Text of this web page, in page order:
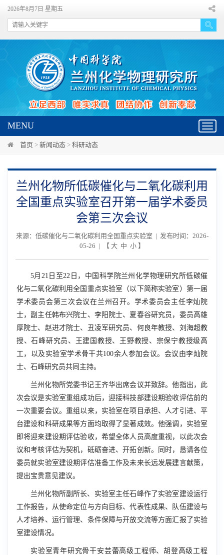
2026年8月7日 星期五
MENU
首页 > 新闻动态 > 科研动态
兰州化物所低碳催化与二氧化碳利用
全国重点实验室召开第一届学术委员
会第三次会议
来源：低碳催化与二氧化碳利用全国重点实验室 | 发布时间：2026-
05-26 | 【 大 中 小 】
5月 21 日至22 日，中国科学院兰州化学物理研究所低碳催
化与二氧化碳利用全国重点实验室（以下简称实验室）第一届
学术委员会第三次会议在兰州召开。学术委员会主任李灿院
士，副主任韩布兴院士、李阳院士、夏春谷研究员，委员高雄
厚院士、赵进才院士、丑凌军研究员、何良年教授、刘海超教
授、石峰研究员、王建国教授、王野教授、宗保宁教授级高
工，以及实验室学术骨干共100余人参加会议。会议由李灿院
士、石峰研究员共同主持。
兰州化物所党委书记王齐华出席会议并致辞。他指出，此
次会议是实验室重组成功后，迎接科技部建设期验收评估前的
一次重要会议。重组以来，实验室在项目承担、人才引进、平
台建设和科研成果等方面均取得了显著成效。他强调，实验室
即将迎来建设期评估验收，希望全体人员高度重视，以此次会
议和考核评估为契机，砥砺奋进、开拓创新。同时，恳请各位
委员就实验室建设期评估准备工作及未来长远发展建言献策，
提出宝贵意见建议。
兰州化物所副所长、实验室主任石峰作了实验室建设运行
工作报告，从使命定位与方向目标、代表性成果、队伍建设与
人才培养、运行管理、条件保障与开放交流等方面汇报了实验
室建设情况。
实验室青年研究骨干安芸蕾高级工程师、胡登高级工程